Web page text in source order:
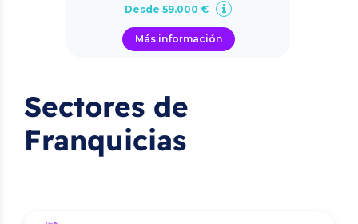
Desde 59.000 €
Más información
Sectores de
Franquicias